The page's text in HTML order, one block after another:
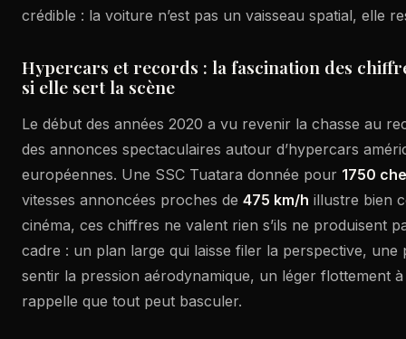
crédible : la voiture n’est pas un vaisseau spatial, elle
Hypercars et records : la fascination des
si elle sert la scène
Le début des années 2020 a vu revenir la chasse au
des annonces spectaculaires autour d’hypercars
européennes. Une SSC Tuatara donnée pour 1750
vitesses annoncées proches de 475 km/h illustre bien
cinéma, ces chiffres ne valent rien s’ils ne produisent
cadre : un plan large qui laisse filer la perspective, une
sentir la pression aérodynamique, un léger flottement
rappelle que tout peut basculer.